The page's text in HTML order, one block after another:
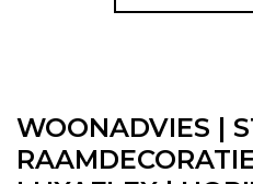
WOONADVIES |